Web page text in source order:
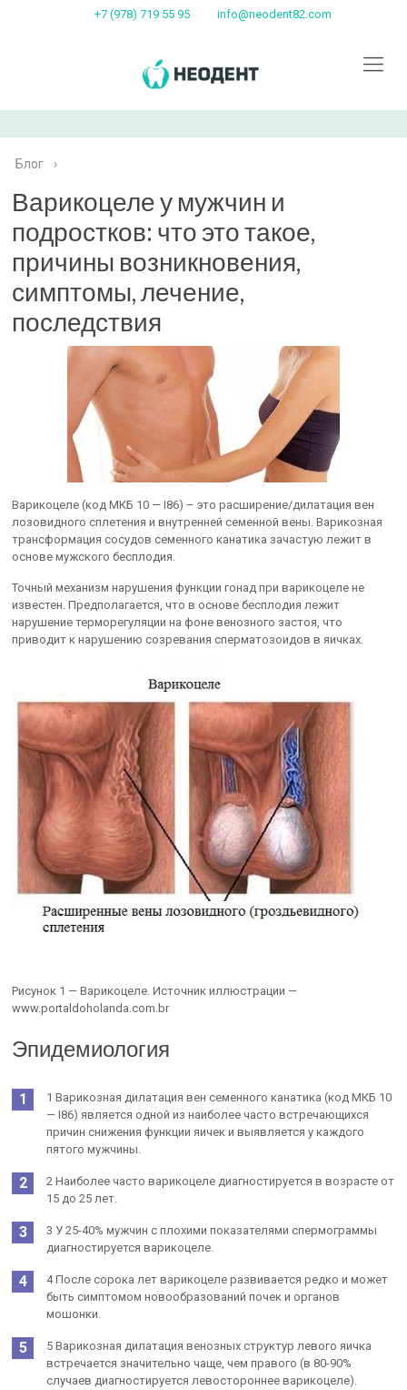
+7 (978) 719 55 95 info@neodent82.com
Блог ›
Варикоцеле у мужчин и
подростков: что это такое,
причины возникновения,
симптомы, лечение,
последствия
Варикоцеле (код МКБ 10 — I86) – это расширение/дилатация вен
лозовидного сплетения и внутренней семенной вены. Варикозная
трансформация сосудов семенного канатика зачастую лежит в
основе мужского бесплодия.
Точный механизм нарушения функции гонад при варикоцеле не
известен. Предполагается, что в основе бесплодия лежит
нарушение терморегуляции на фоне венозного застоя, что
приводит к нарушению созревания сперматозоидов в яичках.
Рисунок 1 — Варикоцеле. Источник иллюстрации —
www.portaldoholanda.com.br
Эпидемиология
1 Варикозная дилатация вен семенного канатика (код МКБ 10
— I86) является одной из наиболее часто встречающихся
причин снижения функции яичек и выявляется у каждого
пятого мужчины.
2 Наиболее часто варикоцеле диагностируется в возрасте от
15 до 25 лет.
3 У 25-40% мужчин с плохими показателями спермограммы
диагностируется варикоцеле.
4 После сорока лет варикоцеле развивается редко и может
быть симптомом новообразований почек и органов
мошонки.
5 Варикозная дилатация венозных структур левого яичка
встречается значительно чаще, чем правого (в 80-90%
случаев диагностируется левостороннее варикоцеле).